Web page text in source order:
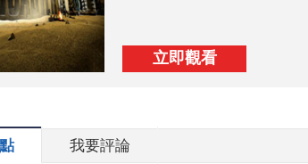
立即觀看
我要評論